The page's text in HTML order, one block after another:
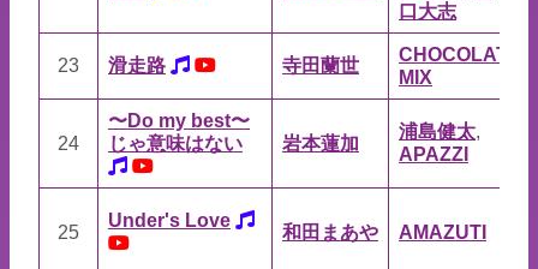
口大志
23 滑走路 寺田蘭世
CHOCOLATE
MIX
24
〜Do my best〜
じゃ意味はない
岩本蓮加
浦島健太,
APAZZI
25
Under's Love
和田まあや AMAZUTI